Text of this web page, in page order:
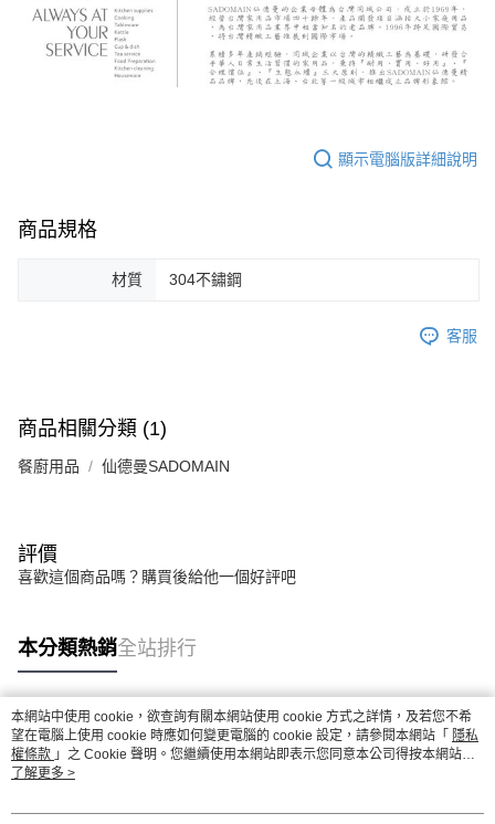
顯示電腦版詳細說明
商品規格
材質 304不鏽鋼
客服
商品相關分類 (1)
餐廚用品 仙德曼SADOMAIN
評價
喜歡這個商品嗎？購買後給他一個好評吧
本分類熱銷全站排行
熱門標籤
本網站中使用 cookie，欲查詢有關本網站使用 cookie 方式之詳情，及若您不希
望在電腦上使用 cookie 時應如何變更電腦的 cookie 設定，請參閱本網站「 隱私
權條款 」之 Cookie 聲明。您繼續使用本網站即表示您同意本公司得按本網站使
用條款之 Cookie 聲明使用 cookie。
了解更多 >